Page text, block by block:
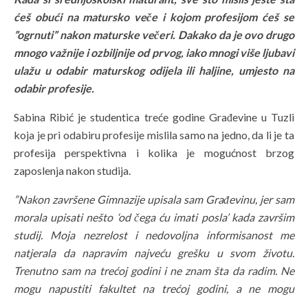
ćeš obući na matursko veče i kojom profesijom ćeš se
”ogrnuti” nakon maturske večeri. Dakako da je ovo drugo
mnogo važnije i ozbiljnije od prvog, iako mnogi više ljubavi
ulažu u odabir maturskog odijela ili haljine, umjesto na
odabir profesije.
Sabina Ribić je studentica treće godine Građevine u Tuzli
koja je pri odabiru profesije mislila samo na jedno, da li je ta
profesija perspektivna i kolika je mogućnost brzog
zaposlenja nakon studija.
”Nakon završene Gimnazije upisala sam Građevinu, jer sam
morala upisati nešto ‘od čega ću imati posla’ kada završim
studij. Moja nezrelost i nedovoljna informisanost me
natjerala da napravim najveću grešku u svom životu.
Trenutno sam na trećoj godini i ne znam šta da radim. Ne
mogu napustiti fakultet na trećoj godini, a ne mogu